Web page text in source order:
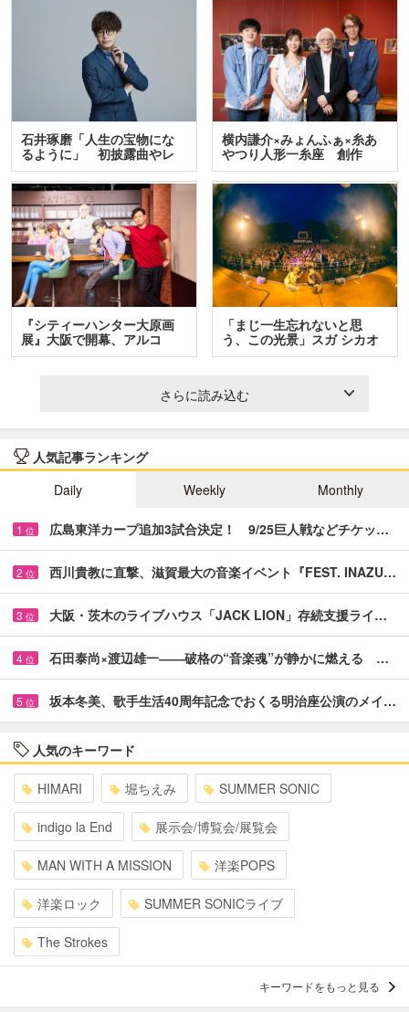
石井琢磨「人生の宝物にな
るように」 初披露曲やレ
ア…
横内謙介×みょんふぁ×糸あ
やつり人形一糸座 創作
人…
『シティーハンター大原画
展』大阪で開幕、アルコ
＆…
「まじ一生忘れないと思
う、この光景」スガ シカオ
と…
さらに読み込む
人気記事ランキング
Daily
Weekly Monthly
1 位 広島東洋カープ追加3試合決定！ 9/25巨人戦などチケッ…
2 位 西川貴教に直撃、滋賀最大の音楽イベント『FEST. INAZU…
3 位 大阪・茨木のライブハウス「JACK LION」存続支援ライ…
4 位 石田泰尚×渡辺雄一――破格の“音楽魂”が静かに燃える …
5 位 坂本冬美、歌手生活40周年記念でおくる明治座公演のメイ…
人気のキーワード
HIMARI 堀ちえみ SUMMER SONIC
indigo la End 展示会/博覧会/展覧会
MAN WITH A MISSION 洋楽POPS
洋楽ロック SUMMER SONICライブ
The Strokes
キーワードをもっと見る